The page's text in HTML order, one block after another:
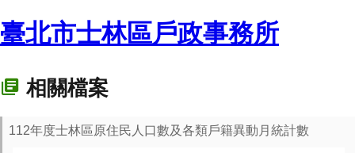
臺北市士林區戶政事務所
相關檔案
112年度士林區原住民人口數及各類戶籍異動月統計數